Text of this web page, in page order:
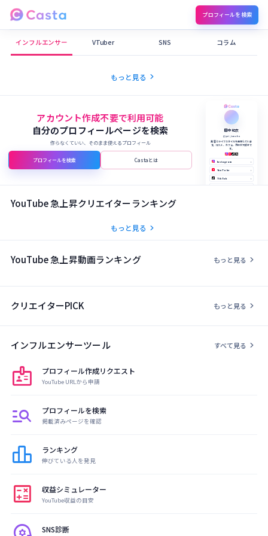
プロフィールを検索
Castaメディア
インフルエンサー VTuber SNS コラム
もっと見る chevron_right
アカウント作成不要で利用可能
自分のプロフィールページを検索
作らなくていい、そのまま使えるプロフィール
プロフィールを検索 Castaとは
田中 結衣
@yui_tanaka
美容とライフスタイルを発信していま
す。コスメ、カフェ、旅行が大好きで
す。
Instagram ›
YouTube ›
TikTok ›
YouTube 急上昇クリエイターランキング
もっと見る chevron_right
YouTube 急上昇動画ランキング もっと見る chevron_right
クリエイターPICK もっと見る chevron_right
インフルエンサーツール すべて見る chevron_right
badge プロフィール作成リクエスト
YouTube URLから申請
manage_search プロフィールを検索
掲載済みページを確認
leaderboard ランキング
伸びている人を発見
calculate 収益シミュレーター
YouTube収益の目安
SNS診断